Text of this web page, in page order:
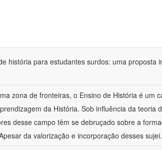
história para estudantes surdos: uma proposta
zona de fronteiras, o Ensino de História é um
da História. Sob influência da teoria
desse campo têm se debruçado sobre a
da valorização e incorporação desses sujei